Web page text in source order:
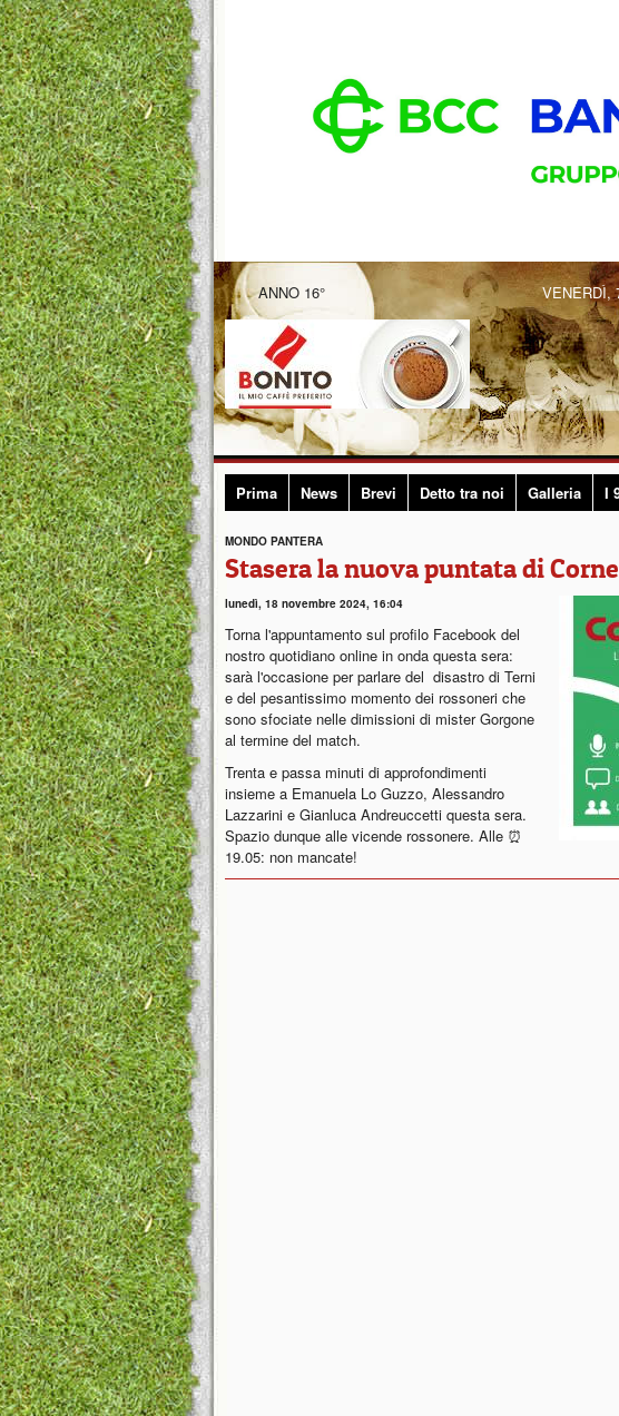
ANNO 16° VENERDÌ,
Prima News Brevi Detto tra noi Galleria I
MONDO PANTERA
Stasera la nuova puntata di
lunedì, 18 novembre 2024, 16:04
Torna l'appuntamento sul profilo Facebook del
nostro quotidiano online in onda questa sera:
sarà l'occasione per parlare del disastro di Terni
e del pesantissimo momento dei rossoneri che
sono sfociate nelle dimissioni di mister Gorgone
al termine del match.
Trenta e passa minuti di approfondimenti
insieme a Emanuela Lo Guzzo, Alessandro
Lazzarini e Gianluca Andreuccetti questa sera.
Spazio dunque alle vicende rossonere. Alle ⏰
19.05: non mancate!